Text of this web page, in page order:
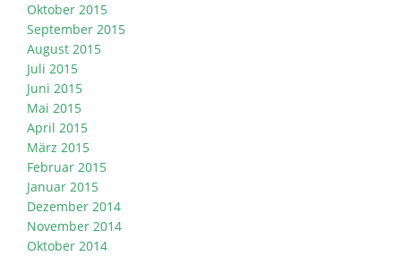
Oktober 2015
September 2015
August 2015
Juli 2015
Juni 2015
Mai 2015
April 2015
März 2015
Februar 2015
Januar 2015
Dezember 2014
November 2014
Oktober 2014